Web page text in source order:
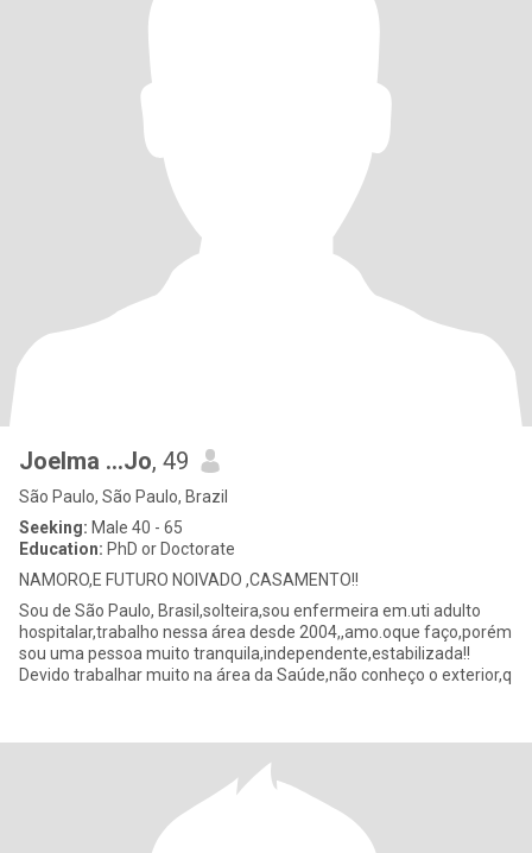
Joelma ...Jo, 49
São Paulo, São Paulo, Brazil
Seeking: Male 40 - 65
Education: PhD or Doctorate
NAMORO,E FUTURO NOIVADO ,CASAMENTO!!
Sou de São Paulo, Brasil,solteira,sou enfermeira em.uti adulto
hospitalar,trabalho nessa área desde 2004,,amo.oque faço,porém
sou uma pessoa muito tranquila,independente,estabilizada!!
Devido trabalhar muito na área da Saúde,não conheço o exterior,q